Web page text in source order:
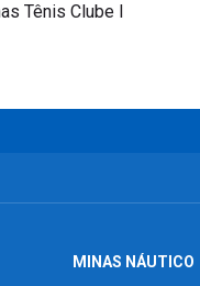
Tênis Clube I
MINAS NÁUTICO